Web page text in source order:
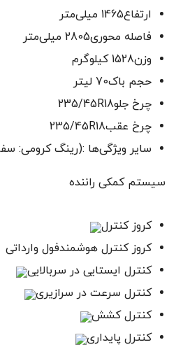
ارتفاع1465 میلی‌متر
فاصله محوری2805 میلی‌متر
وزن1528 کیلوگرم
حجم باک70 لیتر
چرخ جلو235/45R18
چرخ عقب235/45R18
سایر ویژگی‌ها :(رینگ کرومی:
سیستم‌‌ کمکی راننده
کروز کنترل
کروز کنترل هوشمندفول وارداتی
کنترل ایستایی در سربالایی
کنترل سرعت در سرازیری
کنترل کشش
کنترل پایداری